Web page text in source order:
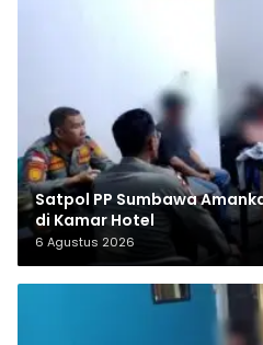
Satpol PP Sumbawa
di Kamar Hotel
6 Agustus 2026